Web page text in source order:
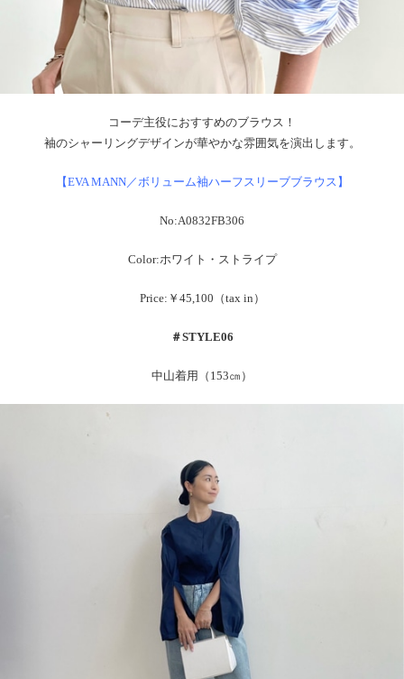
コーデ主役におすすめのブラウス！
袖のシャーリングデザインが華やかな雰囲気を演出します。
【EVA MANN／ボリューム袖ハーフスリーブブラウス】
No:A0832FB306
Color:ホワイト・ストライプ
Price:￥45,100（tax in）
＃STYLE06
中山着用（153㎝）